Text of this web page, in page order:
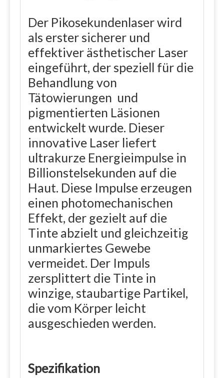
Der Pikosekundenlaser wird
als erster sicherer und
effektiver ästhetischer Laser
eingeführt, der speziell für die
Behandlung von
Tätowierungen und
pigmentierten Läsionen
entwickelt wurde. Dieser
innovative Laser liefert
ultrakurze Energieimpulse in
Billionstelsekunden auf die
Haut. Diese Impulse erzeugen
einen photomechanischen
Effekt, der gezielt auf die
Tinte abzielt und gleichzeitig
unmarkiertes Gewebe
vermeidet. Der Impuls
zersplittert die Tinte in
winzige, staubartige Partikel,
die vom Körper leicht
ausgeschieden werden.
Spezifikation